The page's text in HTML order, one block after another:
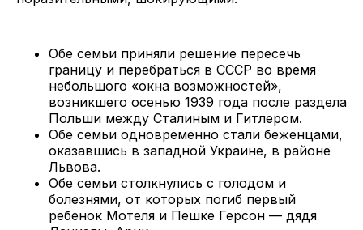
Обе семьи приняли решение пересечь
границу и перебраться в СССР во время
небольшого «окна возможностей»,
возникшего осенью 1939 года после раздела
Польши между Сталиным и Гитлером.
Обе семьи одновременно стали беженцами,
оказавшись в западной Украине, в районе
Львова.
Обе семьи столкнулись с голодом и
болезнями, от которых погиб первый
ребенок Мотеля и Пешке Герсон — дядя